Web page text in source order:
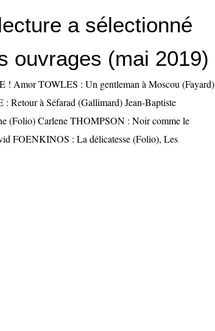
a sélectionné
ouvrages (mai 2019)
Amor TOWLES : Un gentleman à Moscou (Fayard)
Retour à Séfarad (Gallimard) Jean-Baptiste
(Folio) Carlene THOMPSON : Noir comme le
FOENKINOS : La délicatesse (Folio), Les